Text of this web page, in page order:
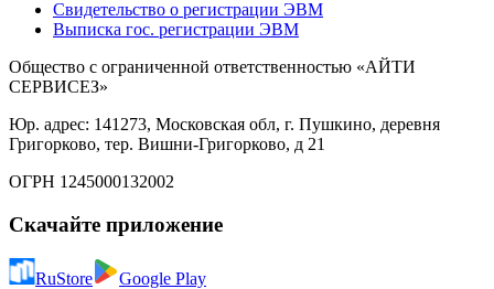
Свидетельство о регистрации ЭВМ
Выписка гос. регистрации ЭВМ
Общество с ограниченной ответственностью «АЙТИ
СЕРВИСЕЗ»
Юр. адрес: 141273, Московская обл, г. Пушкино, деревня
Григорково, тер. Вишни-Григорково, д 21
ОГРН 1245000132002
Скачайте приложение
RuStore Google Play